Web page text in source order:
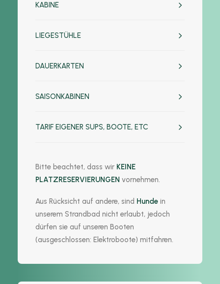
KABINE
LIEGESTÜHLE
DAUERKARTEN
SAISONKABINEN
TARIF EIGENER SUPS, BOOTE, ETC
Bitte beachtet, dass wir KEINE
PLATZRESERVIERUNGEN vornehmen.
Aus Rücksicht auf andere, sind Hunde in
unserem Strandbad nicht erlaubt, jedoch
dürfen sie auf unseren Booten
(ausgeschlossen: Elektroboote) mitfahren.